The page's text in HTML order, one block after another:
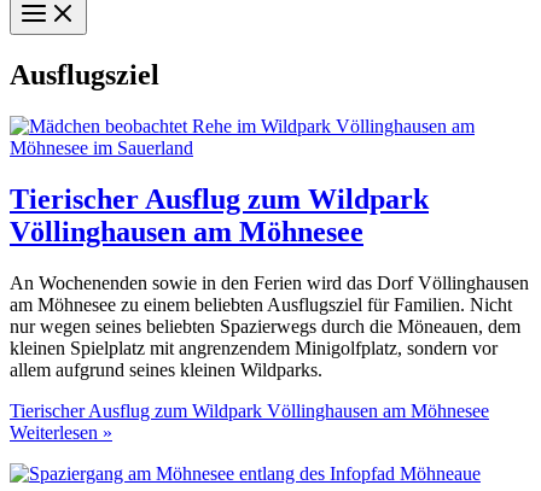
Ausflugsziel
Tierischer Ausflug zum Wildpark
Völlinghausen am Möhnesee
An Wochenenden sowie in den Ferien wird das Dorf Völlinghausen
am Möhnesee zu einem beliebten Ausflugsziel für Familien. Nicht
nur wegen seines beliebten Spazierwegs durch die Möneauen, dem
kleinen Spielplatz mit angrenzendem Minigolfplatz, sondern vor
allem aufgrund seines kleinen Wildparks.
Tierischer Ausflug zum Wildpark Völlinghausen am Möhnesee
Weiterlesen »